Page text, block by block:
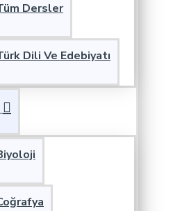
Dersler
Dili Ve Edebiyatı